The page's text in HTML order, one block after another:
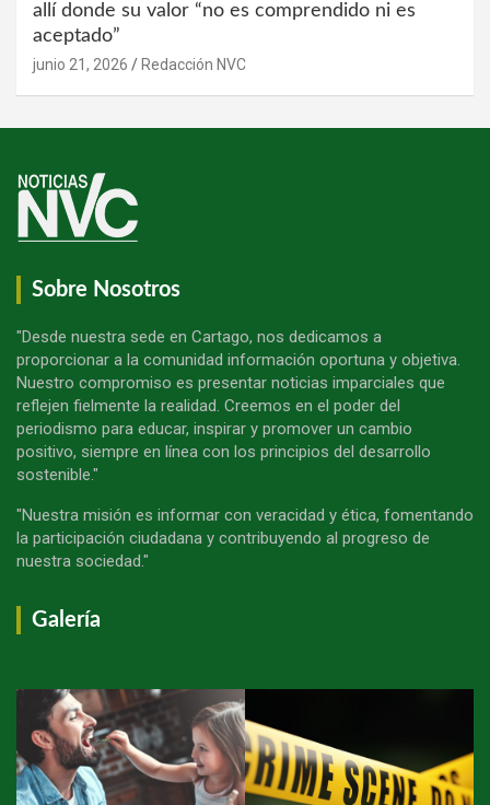
allí donde su valor “no es comprendido ni es
aceptado”
junio 21, 2026 Redacción NVC
Sobre Nosotros
"Desde nuestra sede en Cartago, nos dedicamos a
proporcionar a la comunidad información oportuna y objetiva.
Nuestro compromiso es presentar noticias imparciales que
reflejen fielmente la realidad. Creemos en el poder del
periodismo para educar, inspirar y promover un cambio
positivo, siempre en línea con los principios del desarrollo
sostenible."
"Nuestra misión es informar con veracidad y ética, fomentando
la participación ciudadana y contribuyendo al progreso de
nuestra sociedad."
Galería